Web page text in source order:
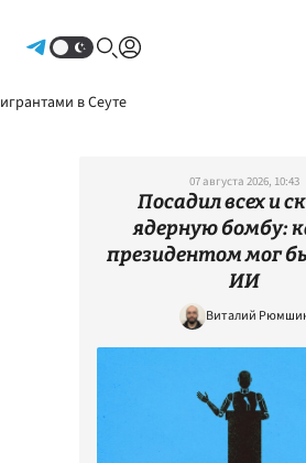
в Сеуте
07 августа 2026, 10:43
Посадил всех и
ядерную бомбу:
президентом мог
ИИ
Виталий